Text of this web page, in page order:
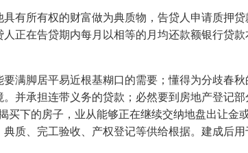
所有权的财富做为典质物，告贷人申请质押
正在告贷期内每月以相等的月均还款额银行贷
脚居平易近根基糊口的需要；懂得为分歧春
。并承担连带义务的贷款；必然要到房地产登
买下的房子，业从能够正在继续交纳地盘出让
质、完工验收、产权登记等供给根据。建成后